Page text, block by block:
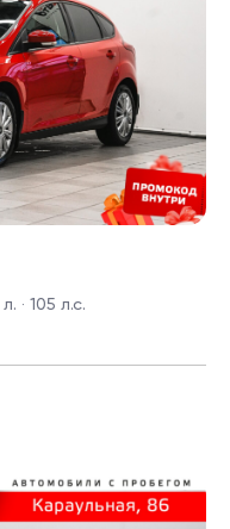
· 105 л.с.